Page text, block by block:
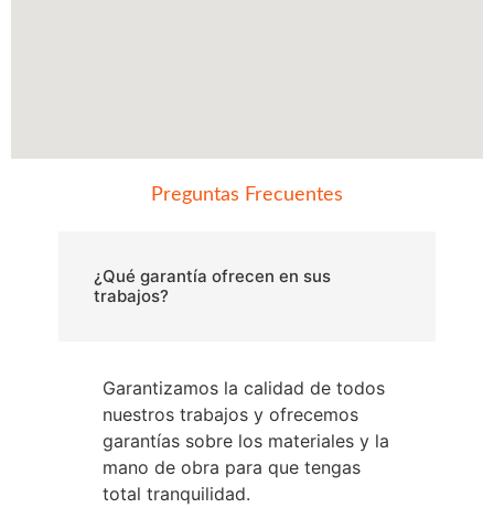
Preguntas Frecuentes
¿Qué garantía ofrecen en sus
trabajos?
Garantizamos la calidad de todos
nuestros trabajos y ofrecemos
garantías sobre los materiales y la
mano de obra para que tengas
total tranquilidad.